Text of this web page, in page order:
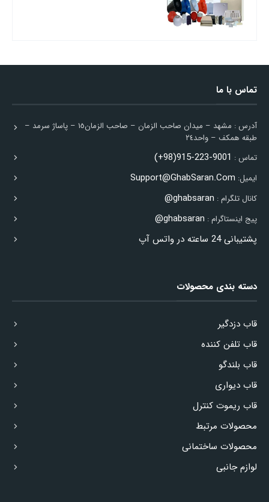
تماس با ما
آدرس : مشهد – ميدان صاحب الزمان – صاحب الزمان١٥ – پاساژ سرمد –
طبقه همكف – واحد٢٤
تماس : 9001-223-915(98+)
ایمیل: Support@GhabSaran.Com
کانال تلگرام : ghabsaran@
پیج اینستاگرام : ghabsaran@
پشتیبانی 24 ساعته در واتس آپ
دسته بندی محصولات
قاب دزدگیر
قاب تلفن کننده
قاب بلندگو
قاب دیواری
قاب ریموت کنترل
محصولات مرتبط
محصولات ساختمانی
لوازم جانبی